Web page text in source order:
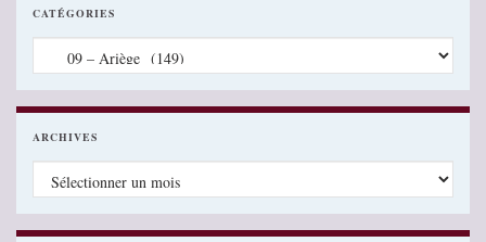
CATÉGORIES
ARCHIVES